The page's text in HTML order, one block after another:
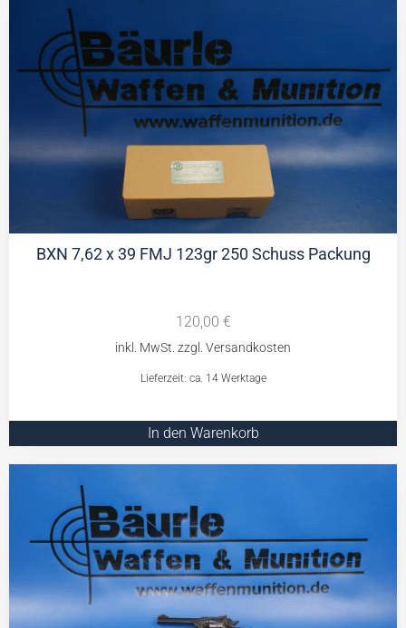
BXN 7,62 x 39 FMJ 123gr 250 Schuss Packung
120,00 €
Lieferzeit: ca. 14 Werktage
In den Warenkorb